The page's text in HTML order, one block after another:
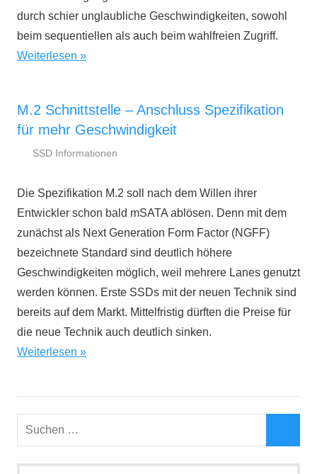
durch schier unglaubliche Geschwindigkeiten, sowohl
beim sequentiellen als auch beim wahlfreien Zugriff.
Weiterlesen
M.2 Schnittstelle – Anschluss Spezifikation
für mehr Geschwindigkeit
Mai
ratgeber.de
SSD Informationen
Die Spezifikation M.2 soll nach dem Willen ihrer
Entwickler schon bald mSATA ablösen. Denn mit dem
zunächst als Next Generation Form Factor (NGFF)
bezeichnete Standard sind deutlich höhere
Geschwindigkeiten möglich, weil mehrere Lanes genutzt
werden können. Erste SSDs mit der neuen Technik sind
bereits auf dem Markt. Mittelfristig dürften die Preise für
die neue Technik auch deutlich sinken.
Weiterlesen
Suchen